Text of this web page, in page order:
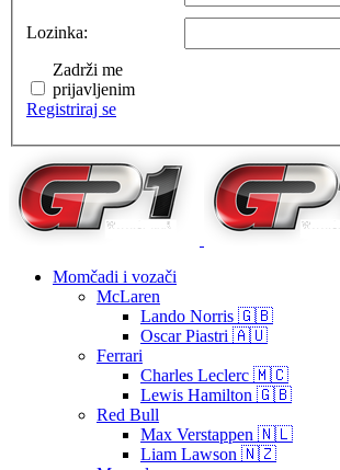
Lozinka:
Zadrži me
prijavljenim
Registriraj se
Momčadi i vozači
McLaren
Lando Norris 🇬🇧
Oscar Piastri 🇦🇺
Ferrari
Charles Leclerc 🇲🇨
Lewis Hamilton 🇬🇧
Red Bull
Max Verstappen 🇳🇱
Liam Lawson 🇳🇿